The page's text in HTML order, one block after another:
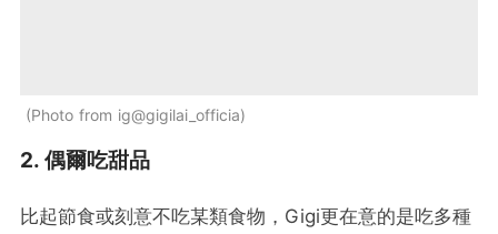
Photo from ig@gigilai_officia
2. 偶爾吃甜品
比起節食或刻意不吃某類食物，Gigi更在意的是吃多種